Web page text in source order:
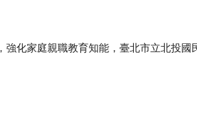
化家庭親職教育知能，臺北市立北投國